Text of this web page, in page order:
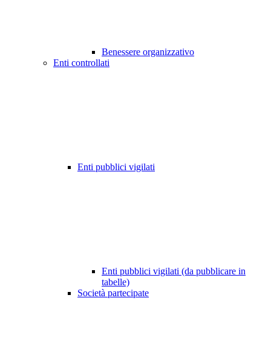
Benessere organizzativo
Enti controllati
Enti pubblici vigilati
Enti pubblici vigilati (da pubblicare in
tabelle)
Società partecipate